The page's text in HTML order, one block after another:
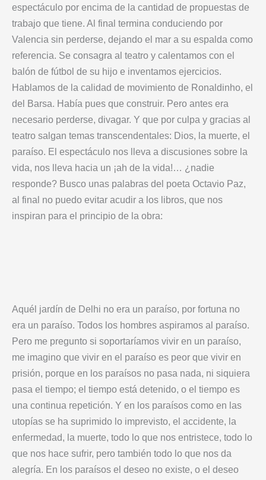
espectáculo por encima de la cantidad de propuestas de
trabajo que tiene. Al final termina conduciendo por
Valencia sin perderse, dejando el mar a su espalda como
referencia. Se consagra al teatro y calentamos con el
balón de fútbol de su hijo e inventamos ejercicios.
Hablamos de la calidad de movimiento de Ronaldinho, el
del Barsa. Había pues que construir. Pero antes era
necesario perderse, divagar. Y que por culpa y gracias al
teatro salgan temas transcendentales: Dios, la muerte, el
paraíso. El espectáculo nos lleva a discusiones sobre la
vida, nos lleva hacia un ¡ah de la vida!… ¿nadie
responde? Busco unas palabras del poeta Octavio Paz,
al final no puedo evitar acudir a los libros, que nos
inspiran para el principio de la obra:
Aquél jardín de Delhi no era un paraíso, por fortuna no
era un paraíso. Todos los hombres aspiramos al paraíso.
Pero me pregunto si soportaríamos vivir en un paraíso,
me imagino que vivir en el paraíso es peor que vivir en
prisión, porque en los paraísos no pasa nada, ni siquiera
pasa el tiempo; el tiempo está detenido, o el tiempo es
una continua repetición. Y en los paraísos como en las
utopías se ha suprimido lo imprevisto, el accidente, la
enfermedad, la muerte, todo lo que nos entristece, todo lo
que nos hace sufrir, pero también todo lo que nos da
alegría. En los paraísos el deseo no existe, o el deseo